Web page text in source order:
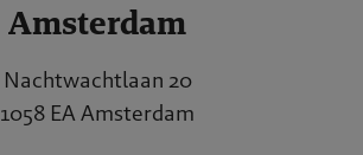
Amsterdam
Nachtwachtlaan 20
1058 EA Amsterdam